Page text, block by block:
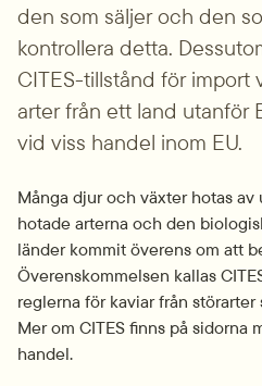
den som säljer och den
kontrollera detta.
CITES-tillstånd för import
arter från ett land utanför
vid viss handel inom EU.
Många djur och växter hotas
hotade arterna och den
länder kommit överens om att
Överenskommelsen kallas
reglerna för kaviar från
Mer om CITES finns på sidorna
handel.